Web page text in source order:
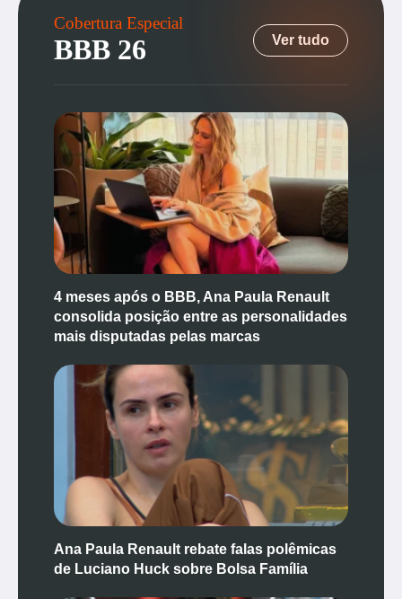
Cobertura Especial
BBB 26 Ver tudo
4 meses após o BBB, Ana Paula Renault
consolida posição entre as personalidades
mais disputadas pelas marcas
Ana Paula Renault rebate falas polêmicas
de Luciano Huck sobre Bolsa Família